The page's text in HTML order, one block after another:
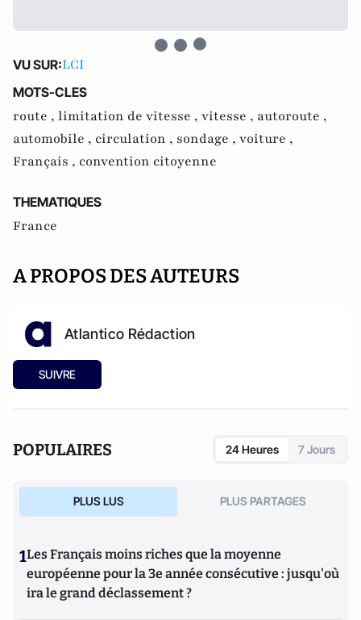
VU SUR:LCI
MOTS-CLES
route , limitation de vitesse , vitesse , autoroute ,
automobile , circulation , sondage , voiture ,
Français , convention citoyenne
THEMATIQUES
France
A PROPOS DES AUTEURS
Atlantico Rédaction
SUIVRE
POPULAIRES 24 Heures 7 Jours
PLUS LUS PLUS PARTAGES
1Les Français moins riches que la moyenne
européenne pour la 3e année consécutive : jusqu'où
ira le grand déclassement ?